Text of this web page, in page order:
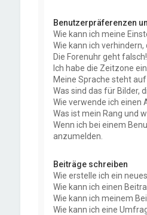
Benutzerpräferenzen
Wie kann ich meine
Wie kann ich
Die Forenuhr geht falsch!
Ich habe die Zeitzone
Meine Sprache steht
Was sind das für Bilder,
Wie verwende ich einen
Was ist mein Rang und
Wenn ich bei einem
anzumelden.
Beiträge schreiben
Wie erstelle ich ein
Wie kann ich einen
Wie kann ich meinem
Wie kann ich eine